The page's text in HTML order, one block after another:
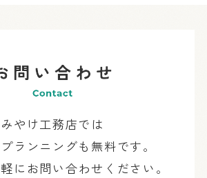
みやけ工務店では
ランニングも無料です。
にお問い合わせください。